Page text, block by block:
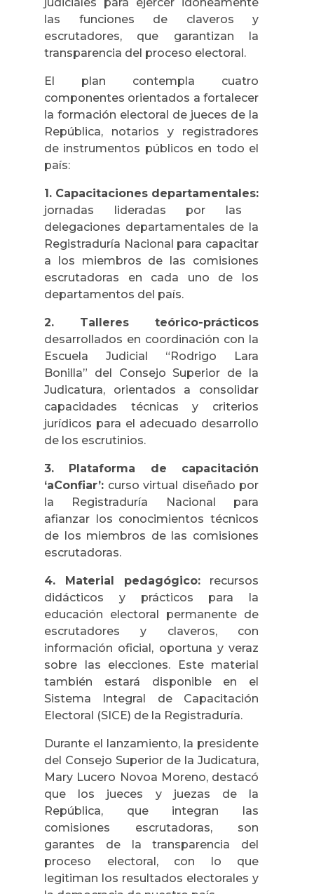
las funciones de claveros y
escrutadores, que garantizan la
transparencia del proceso electoral.
El plan contempla cuatro
componentes orientados a fortalecer
la formación electoral de jueces de la
República, notarios y registradores
de instrumentos públicos en todo el
país:
1. Capacitaciones departamentales:
jornadas lideradas por las
delegaciones departamentales de la
Registraduría Nacional para capacitar
a los miembros de las comisiones
escrutadoras en cada uno de los
departamentos del país.
2. Talleres teórico-prácticos
desarrollados en coordinación con la
Escuela Judicial “Rodrigo Lara
Bonilla” del Consejo Superior de la
Judicatura, orientados a consolidar
capacidades técnicas y criterios
jurídicos para el adecuado desarrollo
de los escrutinios.
3. Plataforma de capacitación
‘aConfiar’: curso virtual diseñado por
la Registraduría Nacional para
afianzar los conocimientos técnicos
de los miembros de las comisiones
escrutadoras.
4. Material pedagógico: recursos
didácticos y prácticos para la
educación electoral permanente de
escrutadores y claveros, con
información oficial, oportuna y veraz
sobre las elecciones. Este material
también estará disponible en el
Sistema Integral de Capacitación
Electoral (SICE) de la Registraduría.
Durante el lanzamiento, la presidente
del Consejo Superior de la Judicatura,
Mary Lucero Novoa Moreno, destacó
que los jueces y juezas de la
República, que integran las
comisiones escrutadoras, son
garantes de la transparencia del
proceso electoral, con lo que
legitiman los resultados electorales y